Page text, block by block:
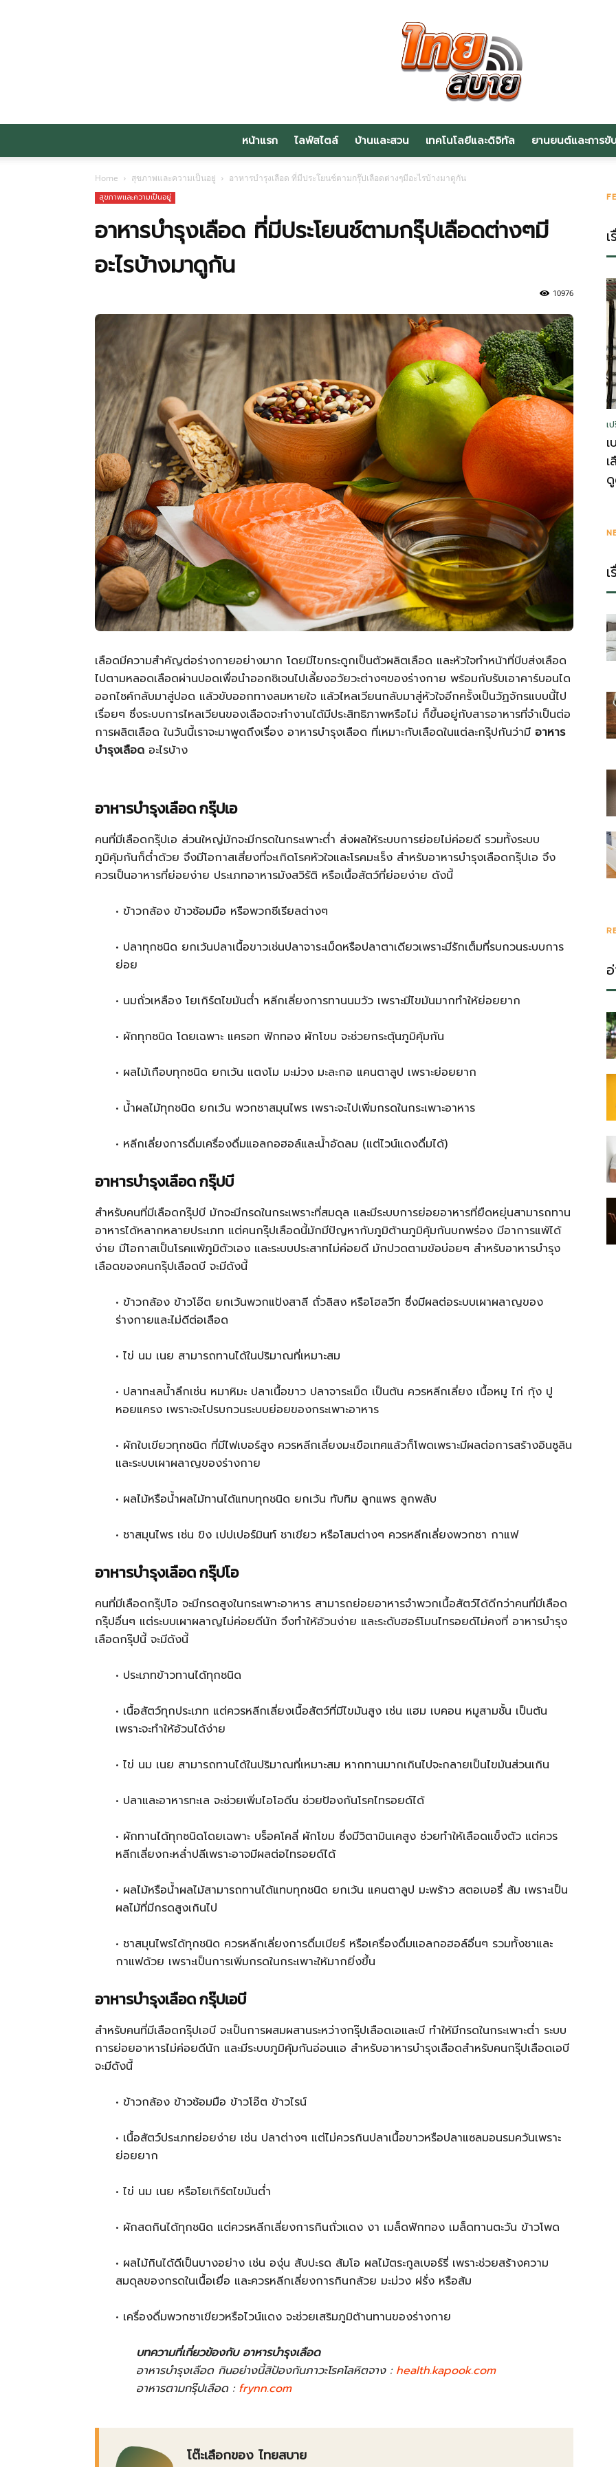
รู้
วา
ไร
ตี้
ไทย
หน้าแรก ไลฟ์สไตล์ บ้านและสวน เทคโนโลยีและดิจิทัล ยานยนต์และการขั
Home สุขภาพและความเป็นอยู่ อาหารบำรุงเลือด ที่มีประโยนช์ตามกรุ๊ปเลือดต่างๆมีอะไรบ้างมาดูกัน
สุขภาพและความเป็นอยู่
อาหารบำรุงเลือด ที่มีประโยนช์ตามกรุ๊ปเลือดต่างๆมี
อะไรบ้างมาดูกัน
10976
เลือดมีความสำคัญต่อร่างกายอย่างมาก โดยมีไขกระดูกเป็นตัวผลิตเลือด และหัวใจทำหน้าที่บีบส่งเลือด
ไปตามหลอดเลือดผ่านปอดเพื่อนำออกซิเจนไปเลี้ยงอวัยวะต่างๆของร่างกาย พร้อมกับรับเอาคาร์บอนได
ออกไซค์กลับมาสู่ปอด แล้วขับออกทางลมหายใจ แล้วไหลเวียนกลับมาสู่หัวใจอีกครั้งเป็นวัฏจักรแบบนี้ไป
เรื่อยๆ ซึ่งระบบการไหลเวียนของเลือดจะทำงานได้มีประสิทธิภาพหรือไม่ ก็ขึ้นอยู่กับสารอาหารที่จำเป็นต่อ
การผลิตเลือด ในวันนี้เราจะมาพูดถึงเรื่อง อาหารบำรุงเลือด ที่เหมาะกับเลือดในแต่ละกรุ๊ปกันว่ามี อาหาร
บำรุงเลือด อะไรบ้าง
อาหารบำรุงเลือด กรุ๊ปเอ
คนที่มีเลือดกรุ๊ปเอ ส่วนใหญ่มักจะมีกรดในกระเพาะต่ำ ส่งผลให้ระบบการย่อยไม่ค่อยดี รวมทั้งระบบ
ภูมิคุ้มกันก็ต่ำด้วย จึงมีโอกาสเสี่ยงที่จะเกิดโรคหัวใจและโรคมะเร็ง สำหรับอาหารบำรุงเลือดกรุ๊ปเอ จึง
ควรเป็นอาหารที่ย่อยง่าย ประเภทอาหารมังสวิรัติ หรือเนื้อสัตว์ที่ย่อยง่าย ดังนี้
• ข้าวกล้อง ข้าวซ้อมมือ หรือพวกซีเรียลต่างๆ
• ปลาทุกชนิด ยกเว้นปลาเนื้อขาวเช่นปลาจาระเม็ดหรือปลาตาเดียวเพราะมีรักเต็มที่รบกวนระบบการ
ย่อย
• นมถั่วเหลือง โยเกิร์ตไขมันต่ำ หลีกเลี่ยงการทานนมวัว เพราะมีไขมันมากทำให้ย่อยยาก
• ผักทุกชนิด โดยเฉพาะ แครอท ฟักทอง ผักโขม จะช่วยกระตุ้นภูมิคุ้มกัน
• ผลไม้เกือบทุกชนิด ยกเว้น แตงโม มะม่วง มะละกอ แคนตาลูป เพราะย่อยยาก
• น้ำผลไม้ทุกชนิด ยกเว้น พวกชาสมุนไพร เพราะจะไปเพิ่มกรดในกระเพาะอาหาร
• หลีกเลี่ยงการดื่มเครื่องดื่มแอลกอฮอล์และน้ำอัดลม (แต่ไวน์แดงดื่มได้)
อาหารบำรุงเลือด กรุ๊ปบี
สำหรับคนที่มีเลือดกรุ๊ปบี มักจะมีกรดในกระเพราะที่สมดุล และมีระบบการย่อยอาหารที่ยืดหยุ่นสามารถทาน
อาหารได้หลากหลายประเภท แต่คนกรุ๊ปเลือดนี้มักมีปัญหากับภูมิต้านภูมิคุ้มกันบกพร่อง มีอาการแพ้ได้
ง่าย มีโอกาสเป็นโรคแพ้ภูมิตัวเอง และระบบประสาทไม่ค่อยดี มักปวดตามข้อบ่อยๆ สำหรับอาหารบำรุง
เลือดของคนกรุ๊ปเลือดบี จะมีดังนี้
• ข้าวกล้อง ข้าวโอ๊ต ยกเว้นพวกแป้งสาลี ถั่วลิสง หรือโฮลวีท ซึ่งมีผลต่อระบบเผาผลาญของ
ร่างกายและไม่ดีต่อเลือด
• ไข่ นม เนย สามารถทานได้ในปริมาณที่เหมาะสม
• ปลาทะเลน้ำลึกเช่น หมาหิมะ ปลาเนื้อขาว ปลาจาระเม็ด เป็นต้น ควรหลีกเลี่ยง เนื้อหมู ไก่ กุ้ง ปู
หอยแครง เพราะจะไปรบกวนระบบย่อยของกระเพาะอาหาร
• ผักใบเขียวทุกชนิด ที่มีไฟเบอร์สูง ควรหลีกเลี่ยงมะเขือเทศแล้วก็โพดเพราะมีผลต่อการสร้างอินซูลิน
และระบบเผาผลาญของร่างกาย
• ผลไม้หรือน้ำผลไม้ทานได้แทบทุกชนิด ยกเว้น ทับทิม ลูกแพร ลูกพลับ
• ชาสมุนไพร เช่น ขิง เปปเปอร์มินท์ ชาเขียว หรือโสมต่างๆ ควรหลีกเลี่ยงพวกชา กาแฟ
อาหารบำรุงเลือด กรุ๊ปโอ
คนที่มีเลือดกรุ๊ปโอ จะมีกรดสูงในกระเพาะอาหาร สามารถย่อยอาหารจำพวกเนื้อสัตว์ได้ดีกว่าคนที่มีเลือด
กรุ๊ปอื่นๆ แต่ระบบเผาผลาญไม่ค่อยดีนัก จึงทำให้อ้วนง่าย และระดับฮอร์โมนไทรอยด์ไม่คงที่ อาหารบำรุง
เลือดกรุ๊ปนี้ จะมีดังนี้
• ประเภทข้าวทานได้ทุกชนิด
• เนื้อสัตว์ทุกประเภท แต่ควรหลีกเลี่ยงเนื้อสัตว์ที่มีไขมันสูง เช่น แฮม เบคอน หมูสามชั้น เป็นต้น
เพราะจะทำให้อ้วนได้ง่าย
• ไข่ นม เนย สามารถทานได้ในปริมาณที่เหมาะสม หากทานมากเกินไปจะกลายเป็นไขมันส่วนเกิน
• ปลาและอาหารทะเล จะช่วยเพิ่มไอโอดีน ช่วยป้องกันโรคไทรอยด์ได้
• ผักทานได้ทุกชนิดโดยเฉพาะ บร็อคโคลี่ ผักโขม ซึ่งมีวิตามินเคสูง ช่วยทำให้เลือดแข็งตัว แต่ควร
หลีกเลี่ยงกะหล่ำปลีเพราะอาจมีผลต่อไทรอยด์ได้
• ผลไม้หรือน้ำผลไม้สามารถทานได้แทบทุกชนิด ยกเว้น แคนตาลูป มะพร้าว สตอเบอรี่ ส้ม เพราะเป็น
ผลไม้ที่มีกรดสูงเกินไป
• ชาสมุนไพรได้ทุกชนิด ควรหลีกเลี่ยงการดื่มเบียร์ หรือเครื่องดื่มแอลกอฮอล์อื่นๆ รวมทั้งชาและ
กาแฟด้วย เพราะเป็นการเพิ่มกรดในกระเพาะให้มากยิ่งขึ้น
อาหารบำรุงเลือด กรุ๊ปเอบี
สำหรับคนที่มีเลือดกรุ๊ปเอบี จะเป็นการผสมผสานระหว่างกรุ๊ปเลือดเอและบี ทำให้มีกรดในกระเพาะต่ำ ระบบ
การย่อยอาหารไม่ค่อยดีนัก และมีระบบภูมิคุ้มกันอ่อนแอ สำหรับอาหารบำรุงเลือดสำหรับคนกรุ๊ปเลือดเอบี
จะมีดังนี้
• ข้าวกล้อง ข้าวซ้อมมือ ข้าวโอ๊ต ข้าวไรน์
• เนื้อสัตว์ประเภทย่อยง่าย เช่น ปลาต่างๆ แต่ไม่ควรกินปลาเนื้อขาวหรือปลาแซลมอนรมควันเพราะ
ย่อยยาก
• ไข่ นม เนย หรือโยเกิร์ตไขมันต่ำ
• ผักสดกินได้ทุกชนิด แต่ควรหลีกเลี่ยงการกินถั่วแดง งา เมล็ดฟักทอง เมล็ดทานตะวัน ข้าวโพด
• ผลไม้กินได้ดีเป็นบางอย่าง เช่น องุ่น สับปะรด ส้มโอ ผลไม้ตระกูลเบอร์รี่ เพราะช่วยสร้างความ
สมดุลของกรดในเนื้อเยื่อ และควรหลีกเลี่ยงการกินกล้วย มะม่วง ฝรั่ง หรือส้ม
• เครื่องดื่มพวกชาเขียวหรือไวน์แดง จะช่วยเสริมภูมิต้านทานของร่างกาย
บทความที่เกี่ยวข้องกับ อาหารบำรุงเลือด
อาหารบำรุงเลือด กินอย่างนี้สิป้องกันภาวะโรคโลหิตจาง : health.kapook.com
อาหารตามกรุ๊ปเลือด : frynn.com
โต๊ะเลือกของ ไทยสบาย
เ